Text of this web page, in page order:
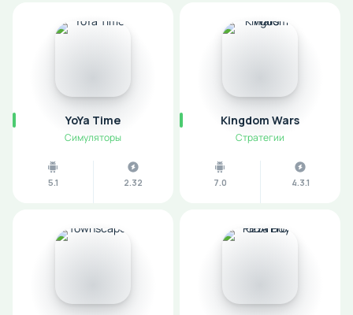
YoYa Time
Симуляторы
5.1 2.32
Kingdom Wars
Стратегии
7.0 4.3.1